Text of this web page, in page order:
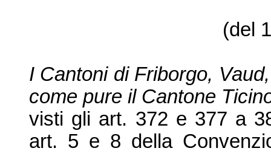
(del
I Cantoni di Friborgo,
come pure il Cantone
visti gli art. 372 e 377 a
art. 5 e 8 della